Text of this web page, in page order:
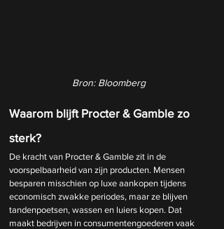
Bron: Bloomberg
Waarom blijft Procter & Gamble zo
sterk?
De kracht van Procter & Gamble zit in de
voorspelbaarheid van zijn producten. Mensen
besparen misschien op luxe aankopen tijdens
economisch zwakke periodes, maar ze blijven
tandenpoetsen, wassen en luiers kopen. Dat
maakt bedrijven in consumentengoederen vaak